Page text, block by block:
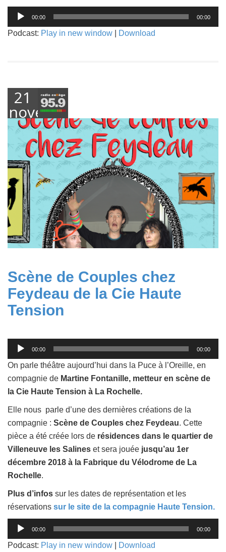
Lecteur
audio
00:00 00:00
Podcast: Play in new window Download
21
novembre
2018
Scène de Couples chez
Feydeau de la Cie Haute
Tension
Lecteur
audio
00:00 00:00
On parle théâtre aujourd’hui dans la Puce à l’Oreille, en
compagnie de Martine Fontanille, metteur en scène de
la Cie Haute Tension à La Rochelle.
Elle nous parle d’une des dernières créations de la
compagnie : Scène de Couples chez Feydeau. Cette
pièce a été créée lors de résidences dans le quartier de
Villeneuve les Salines et sera jouée jusqu’au 1er
décembre 2018 à la Fabrique du Vélodrome de La
Rochelle.
Plus d’infos sur les dates de représentation et les
réservations sur le site de la compagnie Haute Tension.
Lecteur
audio
00:00 00:00
Podcast: Play in new window Download